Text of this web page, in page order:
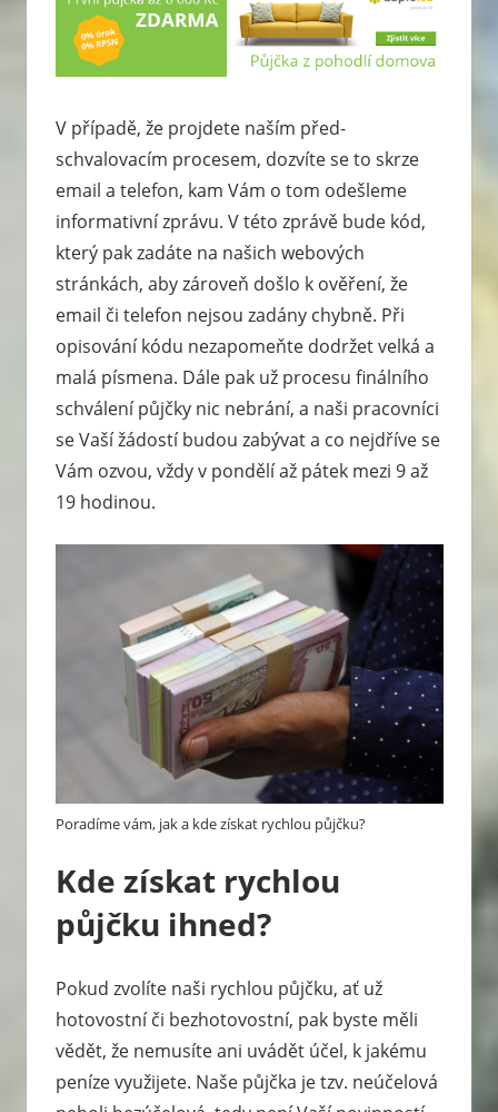
V případě, že projdete naším před-
schvalovacím procesem, dozvíte se to skrze
email a telefon, kam Vám o tom odešleme
informativní zprávu. V této zprávě bude kód,
který pak zadáte na našich webových
stránkách, aby zároveň došlo k ověření, že
email či telefon nejsou zadány chybně. Při
opisování kódu nezapomeňte dodržet velká a
malá písmena. Dále pak už procesu finálního
schválení půjčky nic nebrání, a naši pracovníci
se Vaší žádostí budou zabývat a co nejdříve se
Vám ozvou, vždy v pondělí až pátek mezi 9 až
19 hodinou.
Poradíme vám, jak a kde získat rychlou půjčku?
Kde získat rychlou
půjčku ihned?
Pokud zvolíte naši rychlou půjčku, ať už
hotovostní či bezhotovostní, pak byste měli
vědět, že nemusíte ani uvádět účel, k jakému
peníze využijete. Naše půjčka je tzv. neúčelová